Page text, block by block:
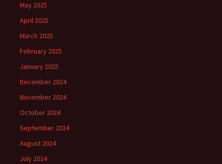
May 2025
April 2025
March 2025
February 2025
January 2025
December 2024
November 2024
October 2024
September 2024
August 2024
July 2024